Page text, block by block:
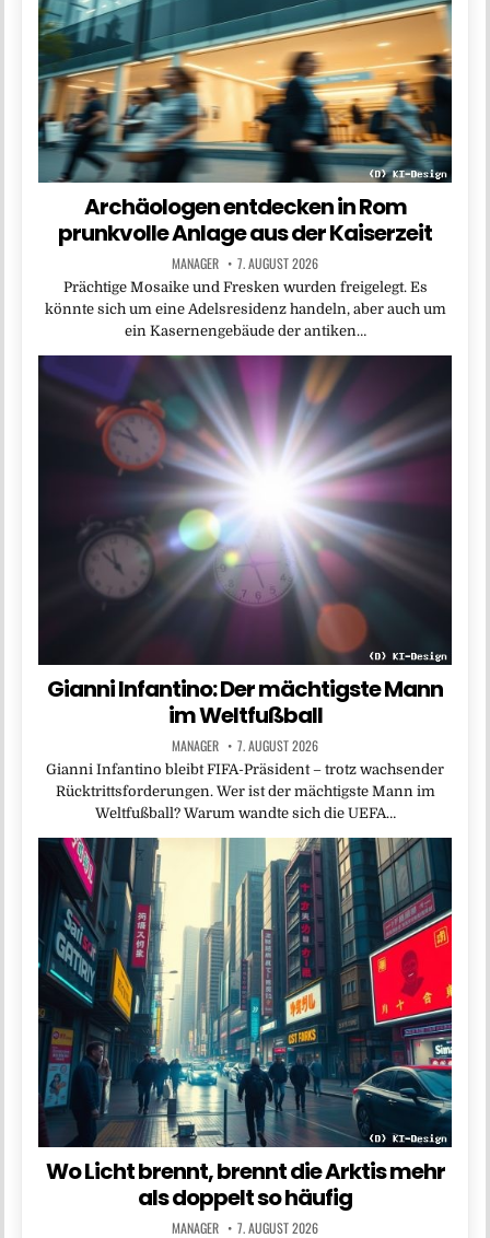
Archäologen entdecken in Rom
prunkvolle Anlage aus der Kaiserzeit
MANAGER 7. AUGUST 2026
Prächtige Mosaike und Fresken wurden freigelegt. Es
könnte sich um eine Adelsresidenz handeln, aber auch um
ein Kasernengebäude der antiken…
Gianni Infantino: Der mächtigste Mann
im Weltfußball
MANAGER 7. AUGUST 2026
Gianni Infantino bleibt FIFA-Präsident – trotz wachsender
Rücktrittsforderungen. Wer ist der mächtigste Mann im
Weltfußball? Warum wandte sich die UEFA…
Wo Licht brennt, brennt die Arktis mehr
als doppelt so häufig
MANAGER 7. AUGUST 2026